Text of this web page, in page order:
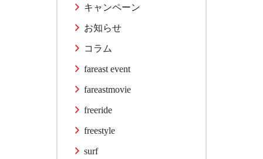
キャンペーン
お知らせ
コラム
fareast event
fareastmovie
freeride
freestyle
surf